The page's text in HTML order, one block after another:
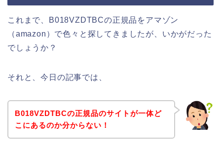
これまで、B018VZDTBCの正規品をアマゾン
（amazon）で色々と探してきましたが、いかがだった
でしょうか？
それと、今日の記事では、
B018VZDTBCの正規品のサイトが一体ど
こにあるのか分からない！